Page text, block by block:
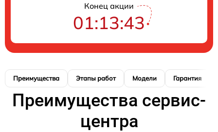
Конец акции
01:13:42
Преимущества Этапы работ Модели Гарантия
Преимущества сервис-
центра